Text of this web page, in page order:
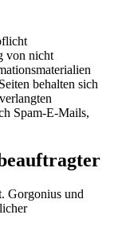
von nicht
behalten sich
Spam-E-Mails,
Gorgonius und